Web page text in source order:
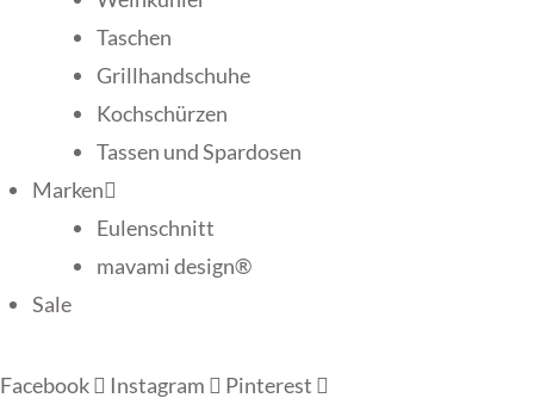
Taschen
Grillhandschuhe
Kochschürzen
Tassen und Spardosen
Marken
Eulenschnitt
mavami design®
Sale
Facebook Instagram
Pinterest